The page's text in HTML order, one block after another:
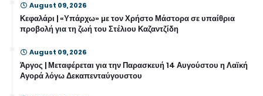
August 09, 2026
Κεφαλάρι | «Υπάρχω» με τον Χρήστο Μάστορα σε υπαίθρια
προβολή για τη ζωή του Στέλιου Καζαντζίδη
August 09, 2026
Άργος | Μεταφέρεται για την Παρασκευή 14 Αυγούστου η Λαϊκή
Αγορά λόγω Δεκαπενταύγουστου